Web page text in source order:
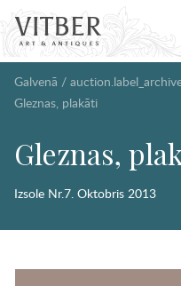
Galvenā /
Gleznas, plakāti
Gleznas,
Izsole Nr.7. Oktobris 2013